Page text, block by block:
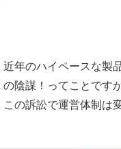
近年のハイペースな製
の陰謀！ってことです
この訴訟で運営体制は